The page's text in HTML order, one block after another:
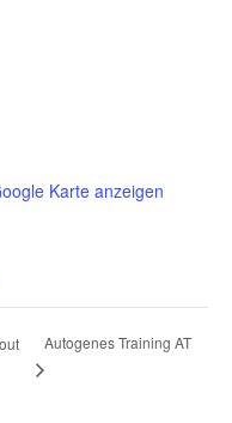
Karte anzeigen
Autogenes Training AT